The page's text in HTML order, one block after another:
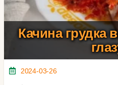
Качина грудка
2024-03-26